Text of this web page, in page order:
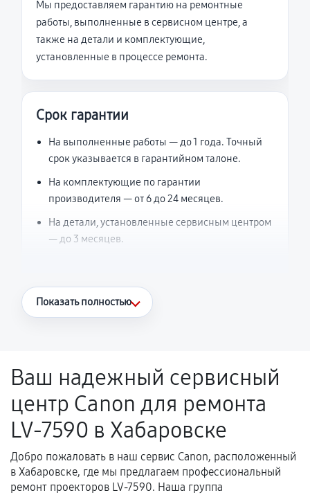
Мы предоставляем гарантию на ремонтные
работы, выполненные в сервисном центре, а
также на детали и комплектующие,
установленные в процессе ремонта.
Срок гарантии
На выполненные работы — до 1 года. Точный
срок указывается в гарантийном талоне.
На комплектующие по гарантии
производителя — от 6 до 24 месяцев.
На детали, установленные сервисным центром
— до 3 месяцев.
Что считается гарантийным случаем
Поломка установленной детали при
нормальной эксплуатации в течение
гарантийного срока.
Несоответствие комплектующей заявленным
техническим характеристикам.
Показать полностью
Ваш надежный сервисный
центр Canon для ремонта
LV-7590 в Хабаровске
Добро пожаловать в наш сервис Canon, расположенный
в Хабаровске, где мы предлагаем профессиональный
ремонт проекторов LV-7590. Наша группа